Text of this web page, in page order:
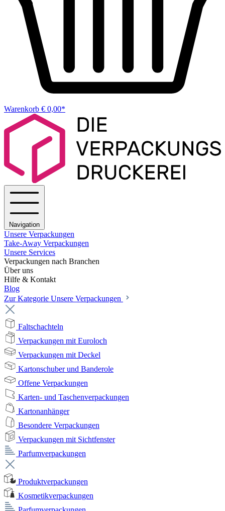
Warenkorb € 0,00*
Navigation
Unsere Verpackungen
Take-Away Verpackungen
Unsere Services
Verpackungen nach Branchen
Über uns
Hilfe & Kontakt
Blog
Zur Kategorie Unsere Verpackungen
Faltschachteln
Verpackungen mit Euroloch
Verpackungen mit Deckel
Kartonschuber und Banderole
Offene Verpackungen
Karten- und Taschenverpackungen
Kartonanhänger
Besondere Verpackungen
Verpackungen mit Sichtfenster
Parfumverpackungen
Produktverpackungen
Kosmetikverpackungen